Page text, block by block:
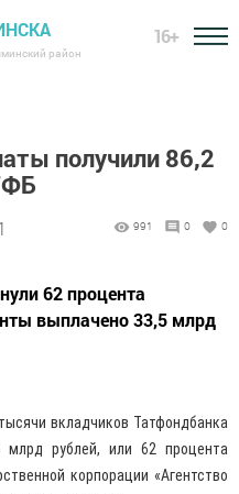
район
16+
получили 86,2
991 0 0
62 процента
выплачено 33,5 млрд
вкладчиков Татфондбанка
рублей, или 62 процента
корпорации «Агентство